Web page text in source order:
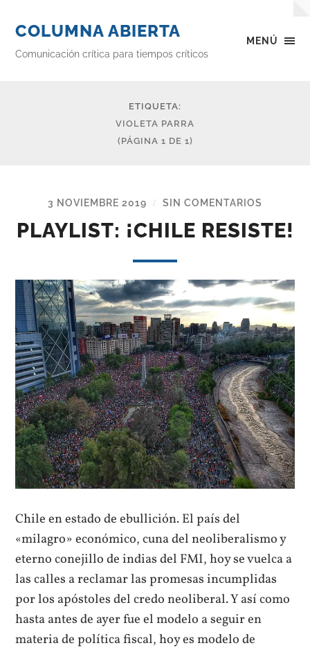
MENÚ
COLUMNA ABIERTA
Comunicación crítica para tiempos críticos
ETIQUETA:
VIOLETA PARRA
(PÁGINA 1 DE 1)
3 NOVIEMBRE 2019 / SIN COMENTARIOS
PLAYLIST: ¡CHILE RESISTE!
Chile en estado de ebullición. El país del
«milagro» económico, cuna del neoliberalismo y
eterno conejillo de indias del FMI, hoy se vuelca a
las calles a reclamar las promesas incumplidas
por los apóstoles del credo neoliberal. Y así como
hasta antes de ayer fue el modelo a seguir en
materia de política fiscal, hoy es modelo de